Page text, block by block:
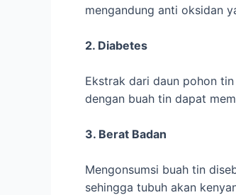
mengandung anti oksidan
2. Diabetes
Ekstrak dari daun pohon
dengan buah tin dapat
3. Berat Badan
Mengonsumsi buah tin
sehingga tubuh akan